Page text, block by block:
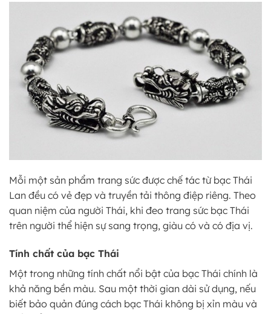
Mỗi một sản phẩm trang sức được chế tác từ bạc Thái
Lan đều có vẻ đẹp và truyền tải thông điệp riêng. Theo
quan niệm của người Thái, khi đeo trang sức bạc Thái
trên người thể hiện sự sang trọng, giàu có và có địa vị.
Tính chất của bạc Thái
Một trong những tính chất nổi bật của bạc Thái chính là
khả năng bền màu. Sau một thời gian dài sử dụng, nếu
biết bảo quản đúng cách bạc Thái không bị xỉn màu và